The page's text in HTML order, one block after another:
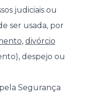
judiciais ou
ser usada, por
, divórcio
despejo ou
Segurança